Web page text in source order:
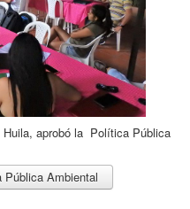
aprobó la Política Pública
Pública Ambiental